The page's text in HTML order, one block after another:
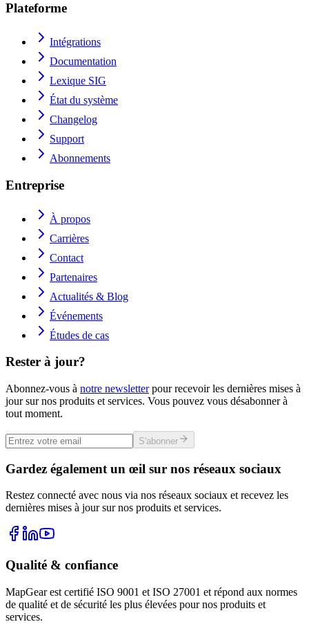
Plateforme
Intégrations
Documentation
Lexique SIG
État du système
Changelog
Support
Abonnements
Entreprise
À propos
Carrières
Contact
Partenaires
Actualités & Blog
Événements
Études de cas
Rester à jour?
Abonnez-vous à notre newsletterpour recevoir les dernières mises à
jour sur nos produits et services. Vous pouvez vous désabonner à
tout moment.
S'abonner
Gardez également un œil sur nos réseaux sociaux
Restez connecté avec nous via nos réseaux sociaux et recevez les
dernières mises à jour sur nos produits et services.
Qualité & confiance
MapGear est certifié ISO 9001 et ISO 27001 et répond aux normes
de qualité et de sécurité les plus élevées pour nos produits et
services.